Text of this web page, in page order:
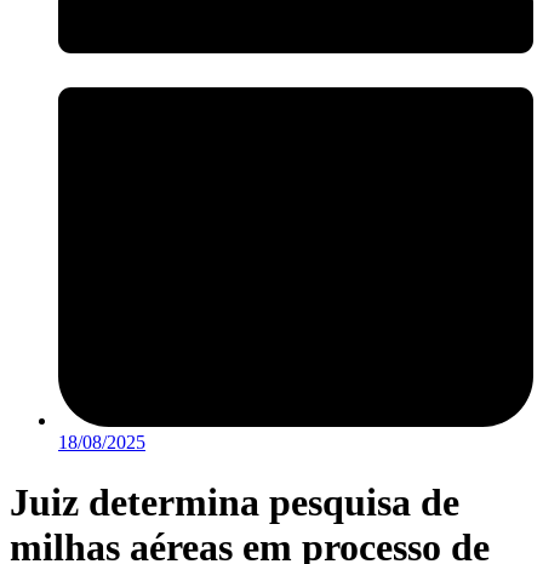
18/08/2025
Juiz determina pesquisa de
milhas aéreas em processo de